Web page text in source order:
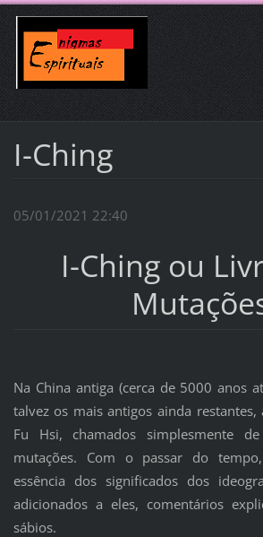
I-Ching
05/01/2021 22:40
I-Ching ou
Na China antiga (cerca de 5000 anos
talvez os mais antigos ainda
Fu Hsi, chamados simplesmente
mutações. Com o passar do
essência dos significados dos
adicionados a eles, comentários
sábios.